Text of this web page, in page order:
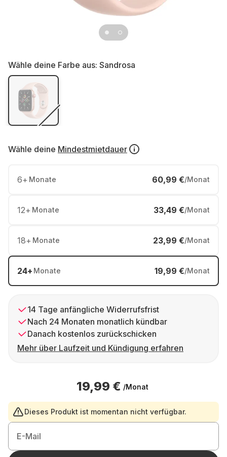
Wähle deine Farbe aus: Sandrosa
Wähle deine Mindestmietdauer
6+ Monate 60,99 €/Monat
12+ Monate 33,49 €/Monat
18+ Monate 23,99 €/Monat
24+ Monate 19,99 €/Monat
14 Tage anfängliche Widerrufsfrist
Nach 24 Monaten monatlich kündbar
Danach kostenlos zurückschicken
Mehr über Laufzeit und Kündigung erfahren
19,99 € /Monat
Dieses Produkt ist momentan nicht verfügbar.
E-Mail